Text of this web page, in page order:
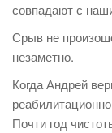
совпадают с
Срыв не
незаметно.
Когда Андрей
Почти год